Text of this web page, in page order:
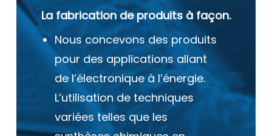
La fabrication de produits à façon.
Nous concevons des produits
pour des applications allant
de l’électronique à l’énergie.
L’utilisation de techniques
variées telles que les